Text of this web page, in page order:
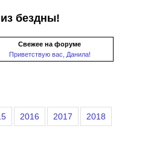
бездны!
Свежее на форуме
Приветствую вас, Данила!
2016 2017 2018